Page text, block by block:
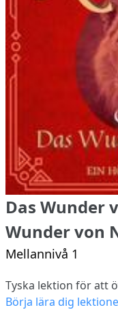
Das Wunder
Wunder von
Mellannivå 1
Tyska lektion för att
Börja lära dig